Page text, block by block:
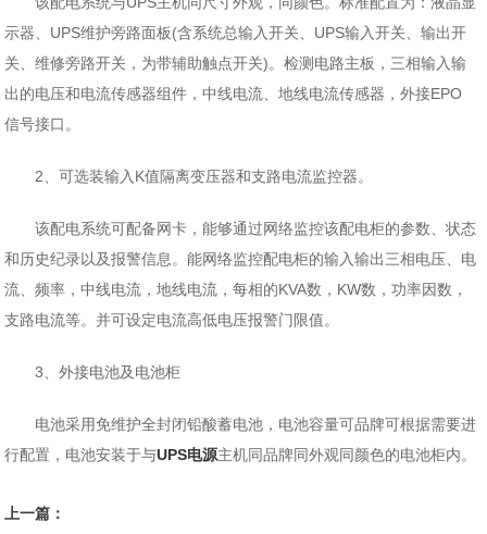
示器、UPS维护旁路面板(含系统总输入开关、UPS输入开关、输出开
关、维修旁路开关，为带辅助触点开关)。检测电路主板，三相输入输
出的电压和电流传感器组件，中线电流、地线电流传感器，外接EPO
信号接口。
2、可选装输入K值隔离变压器和支路电流监控器。
该配电系统可配备网卡，能够通过网络监控该配电柜的参数、状态
和历史纪录以及报警信息。能网络监控配电柜的输入输出三相电压、电
流、频率，中线电流，地线电流，每相的KVA数，KW数，功率因数，
支路电流等。并可设定电流高低电压报警门限值。
3、外接电池及电池柜
电池采用免维护全封闭铅酸蓄电池，电池容量可品牌可根据需要进
行配置，电池安装于与UPS电源主机同品牌同外观同颜色的电池柜内。
上一篇：